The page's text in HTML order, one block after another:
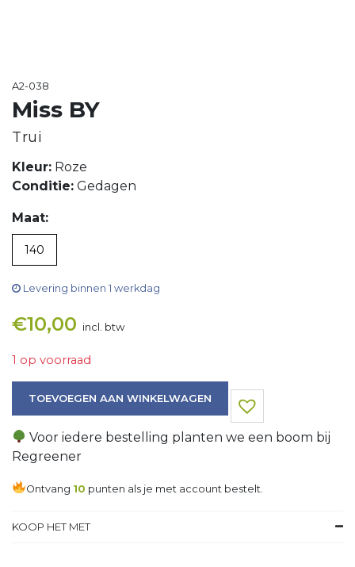
A2-038
Miss BY
Trui
Kleur: Roze
Conditie: Gedagen
Maat:
140
Levering binnen 1 werkdag
€10,00 incl. btw
1 op voorraad
TOEVOEGEN AAN WINKELWAGEN
Voor iedere bestelling planten we een boom bij
Regreener
Ontvang 10 punten als je met account bestelt.
KOOP HET MET